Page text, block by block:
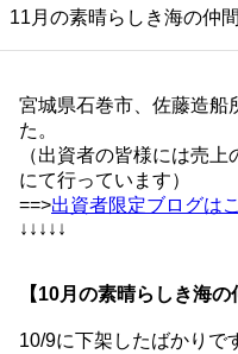
11月の素晴らしき海の仲
宮城県石巻市、佐藤造船
た。
（出資者の皆様には売
にて行っています）
==>出資者限定ブログは
↓↓↓↓↓
【10月の素晴らしき海
10/9に下架したばかりで